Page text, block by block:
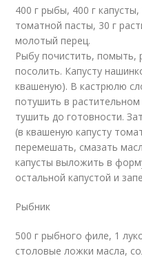
400 г рыбы, 400 г
томатной пасты, 30 г
молотый перец.
Рыбу почистить, помыть,
посолить. Капусту
квашеную). В кастрюлю
потушить в
тушить до готовности.
(в квашеную капусту
перемешать, смазать
капусты выложить в
остальной капустой и
Рыбник
500 г рыбного филе, 1
столовые ложки масла,